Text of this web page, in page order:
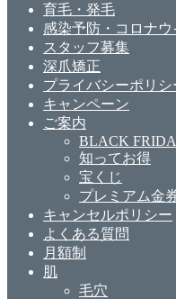
育毛・発毛
感染予防・コロナ
スタッフ募集
深爪矯正
プライバシーポリシ
キャンペーン
ご案内
BLACK
知ってお得
宝くじ
プレミアム金
キャンセルポリシー
よくある質問
月額制
肌
毛穴